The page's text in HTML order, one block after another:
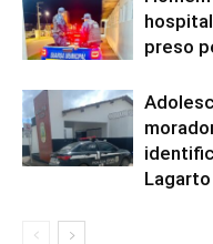
preso
Lagarto